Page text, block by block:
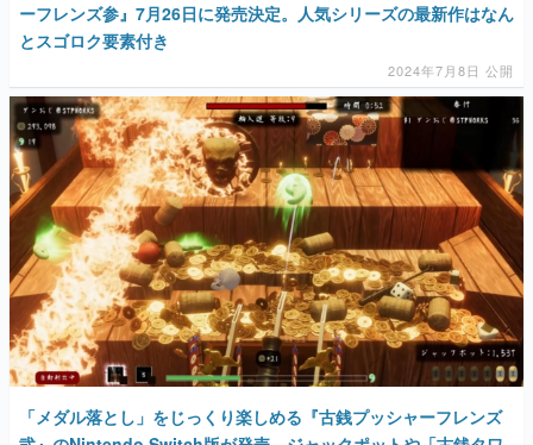
ーフレンズ参』7月26日に発売決定。人気シリーズの最新作はなん
とスゴロク要素付き
2024年7月8日 公開
「メダル落とし」をじっくり楽しめる『古銭プッシャーフレンズ